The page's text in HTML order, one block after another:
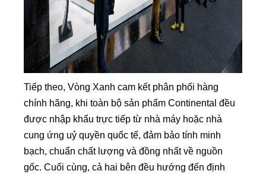
Tiếp theo, Vòng Xanh cam kết phân phối hàng
chính hãng, khi toàn bộ sản phẩm Continental đều
được nhập khẩu trực tiếp từ nhà máy hoặc nhà
cung ứng uỷ quyền quốc tế, đảm bảo tính minh
bạch, chuẩn chất lượng và đồng nhất về nguồn
gốc. Cuối cùng, cả hai bên đều hướng đến định